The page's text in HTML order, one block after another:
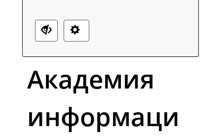
Академия
информаци